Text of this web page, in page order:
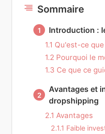
Sommaire
1 Introduction :
1.1 Qu'est-ce
1.2 Pourquoi le
1.3 Ce que ce
2
Avantages et
dropshipping
2.1 Avantages
2.1.1 Faible